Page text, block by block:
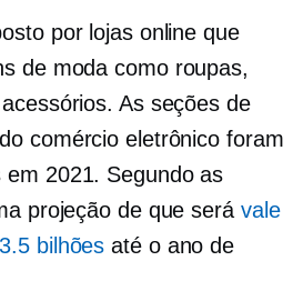
por lojas online que
de moda como roupas,
As seções de
comércio eletrônico foram
2021. Segundo as
projeção de que será vale
bilhões até o ano de